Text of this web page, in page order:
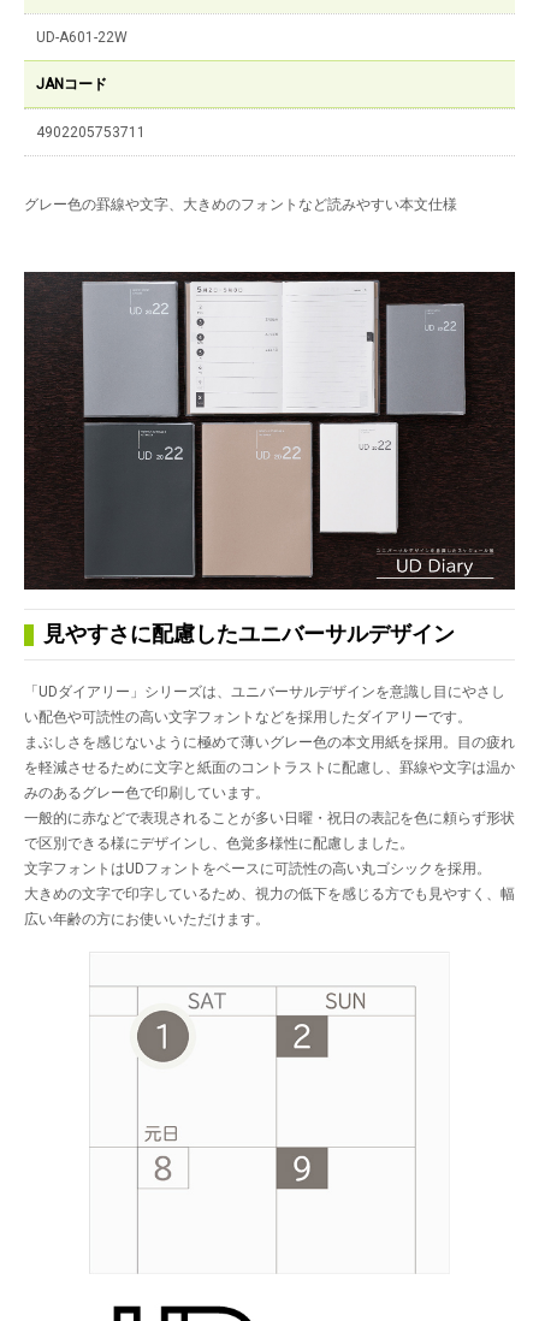
UD-A601-22W
JANコード
4902205753711
グレー色の罫線や文字、大きめのフォントなど読みやすい本文仕様
見やすさに配慮したユニバーサルデザイン
「UDダイアリー」シリーズは、ユニバーサルデザインを意識し目にやさし
い配色や可読性の高い文字フォントなどを採用したダイアリーです。
まぶしさを感じないように極めて薄いグレー色の本文用紙を採用。目の疲れ
を軽減させるために文字と紙面のコントラストに配慮し、罫線や文字は温か
みのあるグレー色で印刷しています。
一般的に赤などで表現されることが多い日曜・祝日の表記を色に頼らず形状
で区別できる様にデザインし、色覚多様性に配慮しました。
文字フォントはUDフォントをベースに可読性の高い丸ゴシックを採用。
大きめの文字で印字しているため、視力の低下を感じる方でも見やすく、幅
広い年齢の方にお使いいただけます。